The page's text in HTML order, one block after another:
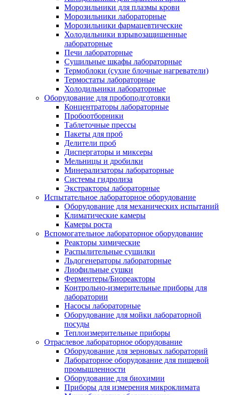
Морозильники для плазмы крови
Морозильники лабораторные
Морозильники фармацевтические
Холодильники взрывозащищенные
лабораторные
Печи лабораторные
Сушильные шкафы лабораторные
Термоблоки (сухие блочные нагреватели)
Термостаты лабораторные
Холодильники лабораторные
Оборудование для пробоподготовки
Концентраторы лабораторные
Пробоотборники
Таблеточные прессы
Пакеты для проб
Делители проб
Диспергаторы и миксеры
Мельницы и дробилки
Минерализаторы лабораторные
Системы гидролиза
Экстракторы лабораторные
Испытательное лабораторное оборудование
Оборудование для механических испытаний
Климатические камеры
Камеры роста
Вспомогательное лабораторное оборудование
Реакторы химические
Распылительные сушилки
Льдогенераторы лабораторные
Лиофильные сушки
Ферментеры/Биореакторы
Контрольно-измерительные приборы для
лаборатории
Насосы лабораторные
Оборудование для мойки лабораторной
посуды
Теплоизмерительные приборы
Отраслевое лабораторное оборудование
Оборудование для зерновых лабораторий
Лабораторное оборудование для пищевой
промышленности
Оборудование для биохимии
Приборы для измерения микроклимата